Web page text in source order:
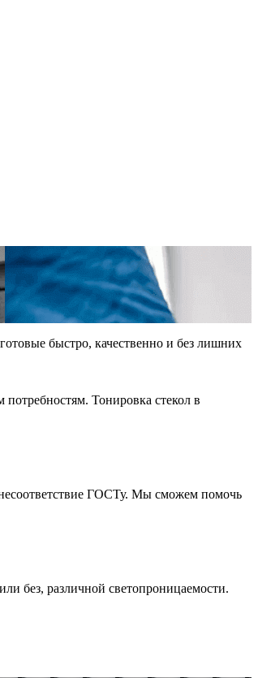
быстро, качественно и без лишних
Тонировка стекол в
несоответствие ГОСТу. Мы сможем помочь
без, различной светопроницаемости.